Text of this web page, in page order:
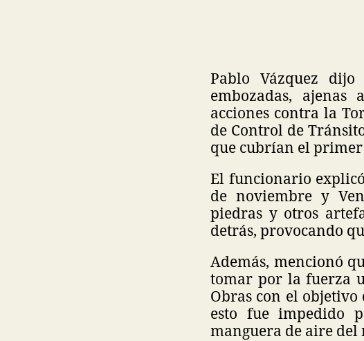
Pablo Vázquez
embozadas,
acciones contra la
de Control de
que cubrían el
El funcionario
de noviembre y
piedras y otros
detrás, provocando
Además, mencionó
tomar por la fuerza
Obras con el
esto fue impedido
manguera de aire